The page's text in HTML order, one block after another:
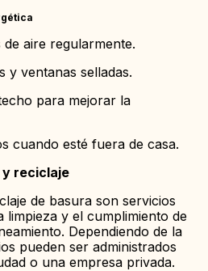
aire regularmente.
y ventanas selladas.
para mejorar la
cuando esté fuera de casa.
y reciclaje
de basura son servicios
limpieza y el cumplimiento de
Dependiendo de la
pueden ser administrados
o una empresa privada.